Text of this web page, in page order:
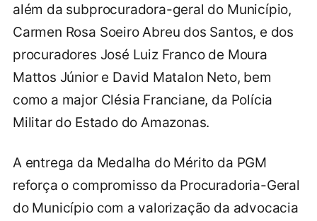
além da subprocuradora-geral do Município,
Carmen Rosa Soeiro Abreu dos Santos, e dos
procuradores José Luiz Franco de Moura
Mattos Júnior e David Matalon Neto, bem
como a major Clésia Franciane, da Polícia
Militar do Estado do Amazonas.
A entrega da Medalha do Mérito da PGM
reforça o compromisso da Procuradoria-Geral
do Município com a valorização da advocacia